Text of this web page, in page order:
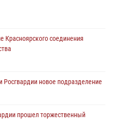
соединения Росгвардии
тонкостями РХБ защиты
Красноярского соединения
Росгвардии новое подразделение
прошел торжественный